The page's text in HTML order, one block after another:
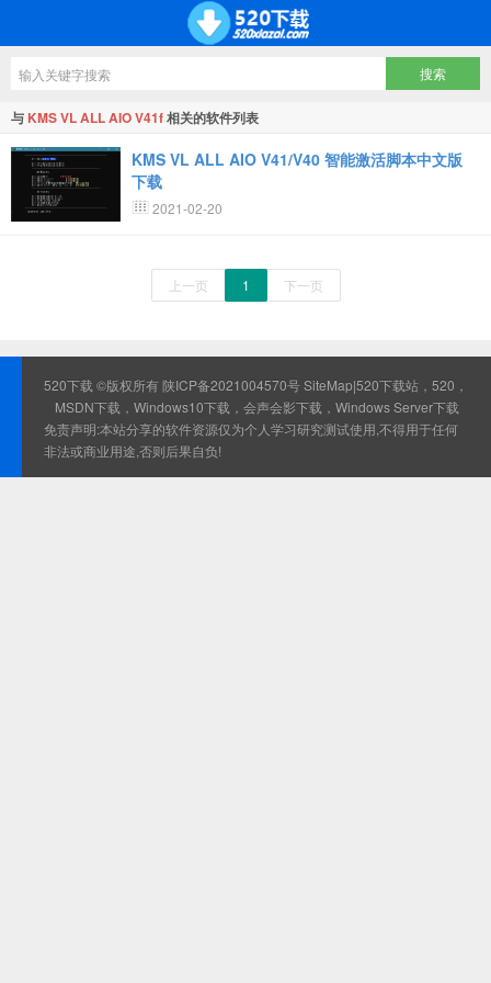
与 KMS VL ALL AIO V41f相关的软件列表
KMS VL ALL AIO V41/V40 智能激活脚本中文版
下载
2021-02-20
上一页 1 下一页
520下载 ©版权所有陕ICP备2021004570号SiteMap|520下载站，520，
MSDN下载，Windows10下载，会声会影下载，Windows Server下载
免责声明:本站分享的软件资源仅为个人学习研究测试使用,不得用于任何
非法或商业用途,否则后果自负!